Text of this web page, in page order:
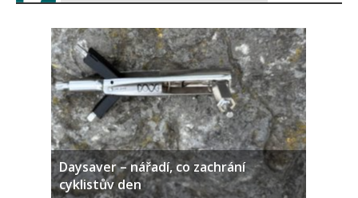
Daysaver – nářadí, co zachrání
cyklistův den